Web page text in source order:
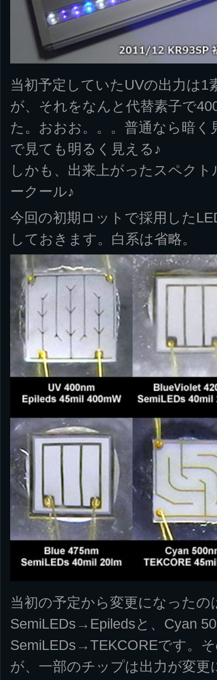
当初予定していたUVの出力は1
が、それをなんと代替素子で
た。おおお。。。普通なら暗
で見ても明るく見える♪
しかも、出来上がったスペク
ークール♪
今回の初期ロットで採用した
しておきます。白系は省略。
当初の予定から変更になったの
SemiLEDs→Epiledsと、Cyan
SemiLEDs→TEKCOREです。
が、一部のチップは出力が変更